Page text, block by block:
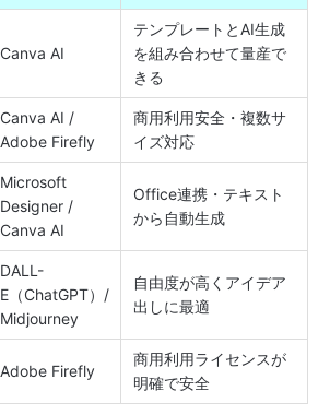
Canva AI
テンプレートとAI生成
を組み合わせて量産で
きる
Canva AI /
Adobe Firefly
商用利用安全・複数サ
イズ対応
Microsoft
Designer /
Canva AI
Office連携・テキスト
から自動生成
DALL-
E（ChatGPT）/
Midjourney
自由度が高くアイデア
出しに最適
Adobe Firefly
商用利用ライセンスが
明確で安全